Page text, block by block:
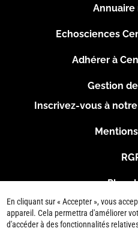
page
Annuaire
Echosciences
Adhérer à
Gestion
Inscrivez-vous à
Plan
En cliquant sur « Accepter », vous
appareil. Cela permettra d'améliorer
d'accéder à des fonctionnalités